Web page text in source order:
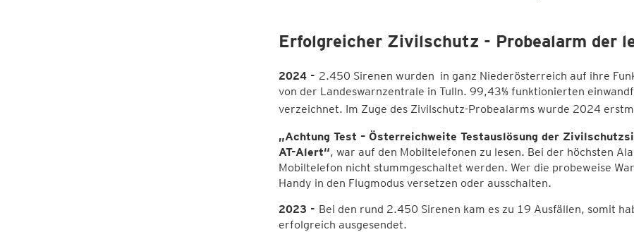
Erfolgreicher Zivilschutz - Probealarm der
2024 - 2.450 Sirenen wurden in ganz Niederösterreich auf ihre
von der Landeswarnzentrale in Tulln. 99,43% funktionierten
verzeichnet. Im Zuge des Zivilschutz-Probealarms wurde 2024
„Achtung Test – Österreichweite Testauslösung der
AT-Alert“, war auf den Mobiltelefonen zu lesen. Bei der höchsten
Mobiltelefon nicht stummgeschaltet werden. Wer die probeweise
Handy in den Flugmodus versetzen oder ausschalten.
2023 - Bei den rund 2.450 Sirenen kam es zu 19 Ausfällen, somit
erfolgreich ausgesendet.